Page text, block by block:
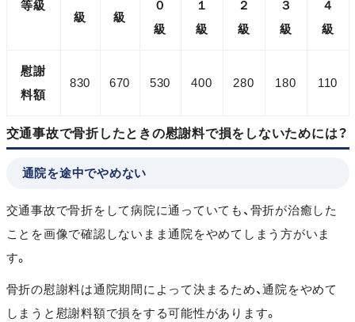
等級
級
級
０
級
１
級
２
級
３
級
４
級
慰謝
料額
830 670 530 400 280 180 110
交通事故で骨折したときの慰謝料で損をしないためには？
通院を途中でやめない
交通事故で骨折をして病院に通っていても、骨折が治癒した
ことを画像で確認しないまま通院をやめてしまう方がいま
す。
骨折の慰謝料は通院期間によって決まるため、通院をやめて
しまうと慰謝料額で損をする可能性があります。